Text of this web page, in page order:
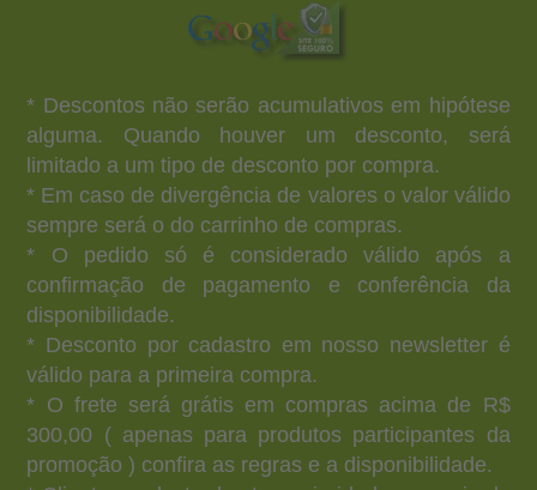
* Descontos não serão acumulativos em hipótese
alguma. Quando houver um desconto, será
limitado a um tipo de desconto por compra.
* Em caso de divergência de valores o valor válido
sempre será o do carrinho de compras.
* O pedido só é considerado válido após a
confirmação de pagamento e conferência da
disponibilidade.
* Desconto por cadastro em nosso newsletter é
válido para a primeira compra.
* O frete será grátis em compras acima de R$
300,00 ( apenas para produtos participantes da
promoção ) confira as regras e a disponibilidade.